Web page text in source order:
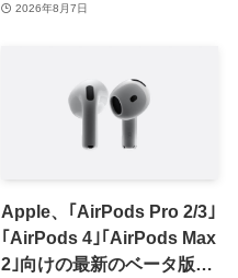
2026年8月7日
Apple、｢AirPods Pro 2/3｣
｢AirPods 4｣｢AirPods Max
2｣向けの最新のベータ版フ